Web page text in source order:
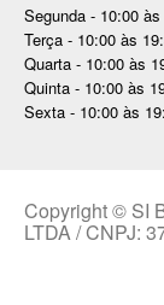
Segunda - 10:00
Terça - 10:00 às
Quarta - 10:00 às
Quinta - 10:00 às
Sexta - 10:00 às
Copyright © SI
LTDA / CNPJ: